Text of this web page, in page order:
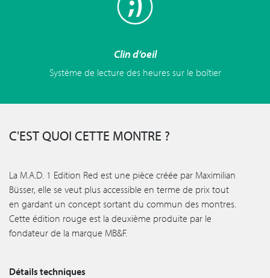
Clin d’oeil
Système de lecture des heures sur le boîtier
C'EST QUOI CETTE MONTRE ?
La M.A.D. 1 Edition Red est une pièce créée par Maximilian
Büsser, elle se veut plus accessible en terme de prix tout
en gardant un concept sortant du commun des montres.
Cette édition rouge est la deuxième produite par le
fondateur de la marque MB&F.
Détails techniques